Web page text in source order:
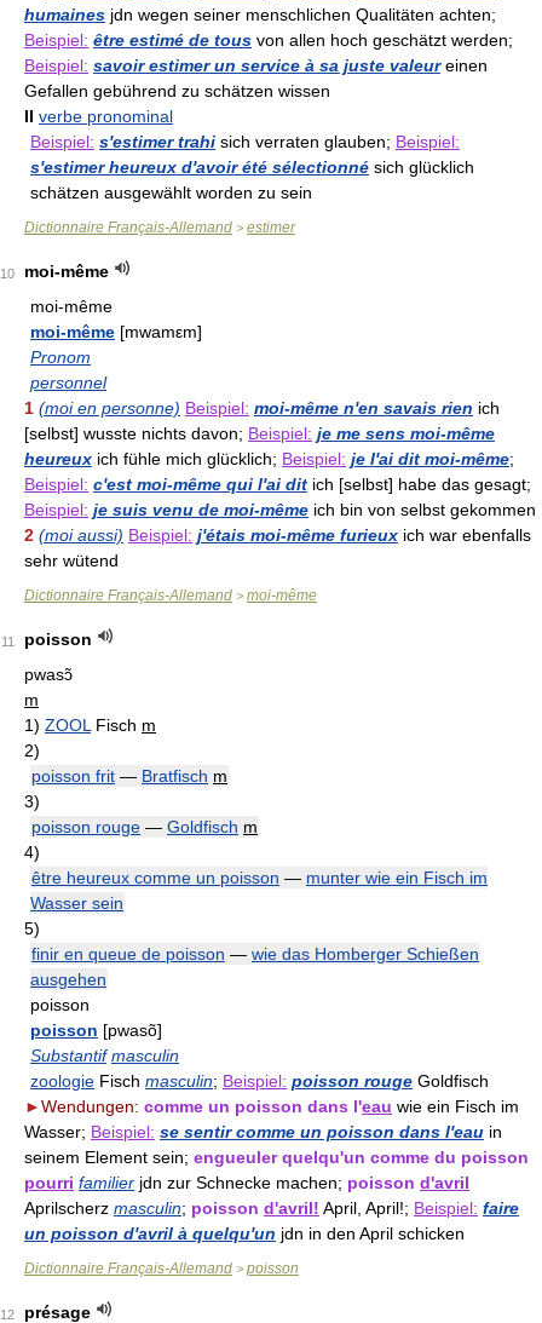
humaines jdn wegen seiner menschlichen Qualitäten achten;
Beispiel: être estimé de tous von allen hoch geschätzt werden;
Beispiel: savoir estimer un service à sa juste valeureinen
Gefallen gebührend zu schätzen wissen
II verbe pronominal
Beispiel: s'estimer trahi sich verraten glauben; Beispiel:
s'estimer heureux d'avoir été sélectionné sich glücklich
schätzen ausgewählt worden zu sein
Dictionnaire Français-Allemand > estimer
10
moi-même
moi-même
moi-même [mwamεm]
Pronom
personnel
1 (moi en personne) Beispiel: moi-même n'en savais rien ich
[selbst] wusste nichts davon; Beispiel: je me sens moi-même
heureux ich fühle mich glücklich; Beispiel: je l'ai dit moi-même;
Beispiel: c'est moi-même qui l'ai dit ich [selbst] habe das gesagt;
Beispiel: je suis venu de moi-même ich bin von selbst gekommen
2 (moi aussi) Beispiel: j'étais moi-même furieux ich war ebenfalls
sehr wütend
Dictionnaire Français-Allemand > moi-même
11
poisson
pwasɔ̃
m
1) ZOOL Fisch m
2)
poisson frit — Bratfisch m
3)
poisson rouge — Goldfisch m
4)
être heureux comme un poisson — munter wie ein Fisch im
Wasser sein
5)
finir en queue de poisson — wie das Homberger Schießen
ausgehen
poisson
poisson [pwasõ]
Substantif masculin
zoologie Fisch masculin; Beispiel: poisson rouge Goldfisch
►Wendungen: comme un poisson dans l'eau wie ein Fisch im
Wasser; Beispiel: se sentir comme un poisson dans l'eau in
seinem Element sein; engueuler quelqu'un comme du poisson
pourri familier jdn zur Schnecke machen; poisson d'avril
Aprilscherz masculin; poisson d'avril! April, April!; Beispiel: faire
un poisson d'avril à quelqu'un jdn in den April schicken
Dictionnaire Français-Allemand > poisson
12 présage